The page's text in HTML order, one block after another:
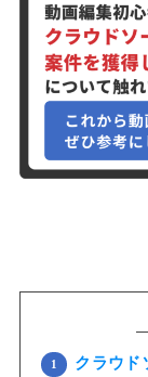
1 クラウド